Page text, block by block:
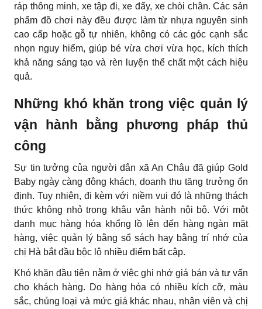
ráp thông minh, xe tập đi, xe đẩy, xe chòi chân. Các sản
phẩm đồ chơi này đều được làm từ nhựa nguyên sinh
cao cấp hoặc gỗ tự nhiên, không có các góc cạnh sắc
nhọn nguy hiểm, giúp bé vừa chơi vừa học, kích thích
khả năng sáng tạo và rèn luyện thể chất một cách hiệu
quả.
Những khó khăn trong việc quản lý
vận hành bằng phương pháp thủ
công
Sự tin tưởng của người dân xã An Châu đã giúp Gold
Baby ngày càng đông khách, doanh thu tăng trưởng ổn
định. Tuy nhiên, đi kèm với niềm vui đó là những thách
thức không nhỏ trong khâu vận hành nội bộ. Với một
danh mục hàng hóa khổng lồ lên đến hàng ngàn mặt
hàng, việc quản lý bằng sổ sách hay bằng trí nhớ của
chị Hà bắt đầu bộc lộ nhiều điểm bất cập.
Khó khăn đầu tiên nằm ở việc ghi nhớ giá bán và tư vấn
cho khách hàng. Do hàng hóa có nhiều kích cỡ, màu
sắc, chủng loại và mức giá khác nhau, nhân viên và chị